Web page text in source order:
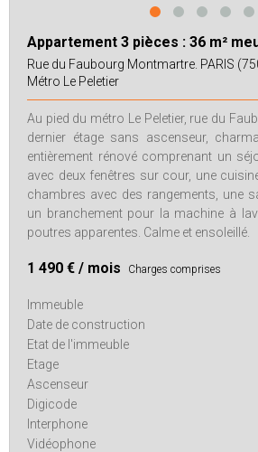
Appartement 3 pièces : 36 m²
Rue du Faubourg Montmartre. PARIS
Métro Le Peletier
Au pied du métro Le Peletier, rue du
dernier étage sans ascenseur,
entièrement rénové comprenant un
avec deux fenêtres sur cour, une
chambres avec des rangements, une
un branchement pour la machine à
poutres apparentes. Calme et ensoleillé.
1 490 € / mois Charges comprises
Immeuble
Date de construction
Etat de l'immeuble
Etage
Ascenseur
Digicode
Interphone
Vidéophone